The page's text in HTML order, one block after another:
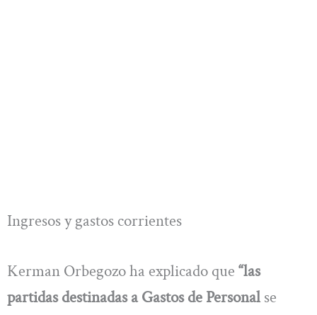
Ingresos y gastos corrientes
Kerman Orbegozo ha explicado que “las
partidas destinadas a Gastos de Personal se